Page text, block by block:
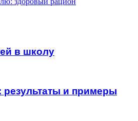
в школу
результаты и примеры